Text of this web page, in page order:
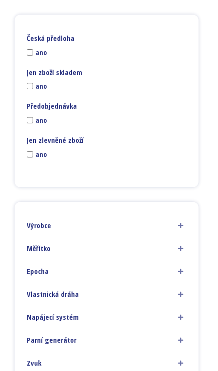
Česká předloha
ano
Jen zboží skladem
ano
Předobjednávka
ano
Jen zlevněné zboží
ano
Výrobce
Měřítko
Epocha
Vlastnická dráha
Napájecí systém
Parní generátor
Zvuk